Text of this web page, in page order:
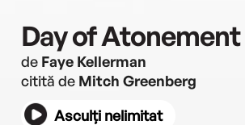
Day of Atonement
de Faye Kellerman
citită de Mitch Greenberg
Asculți nelimitat